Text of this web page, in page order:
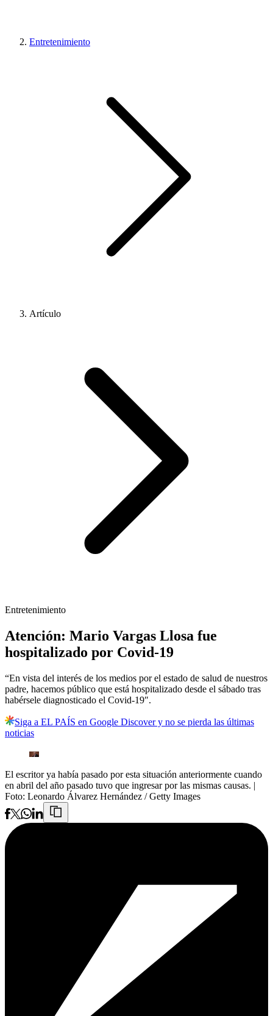
Entretenimiento
Artículo
Entretenimiento
Atención: Mario Vargas Llosa fue
hospitalizado por Covid-19
“En vista del interés de los medios por el estado de salud de nuestros
padre, hacemos público que está hospitalizado desde el sábado tras
habérsele diagnosticado el Covid-19″.
Siga a EL PAÍS en Google Discover y no se pierda las últimas
noticias
El escritor ya había pasado por esta situación anteriormente cuando
en abril del año pasado tuvo que ingresar por las mismas causas. |
Foto: Leonardo Álvarez Hernández / Getty Images